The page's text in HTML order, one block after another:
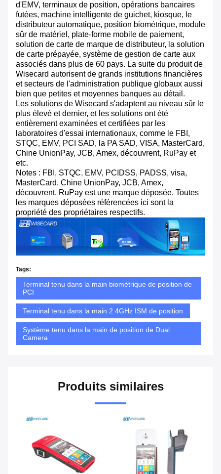
d'EMV, terminaux de position, opérations bancaires
futées, machine intelligente de guichet, kiosque, le
distributeur automatique, position biométrique, module
sûr de matériel, plate-forme mobile de paiement,
solution de carte de marque de distributeur, la solution
de carte prépayée, système de gestion de carte aux
associés dans plus de 60 pays. La suite du produit de
Wisecard autorisent de grands institutions financières
et secteurs de l'administration publique globaux aussi
bien que petites et moyennes banques au détail.
Les solutions de Wisecard s'adaptent au niveau sûr le
plus élevé et dernier, et les solutions ont été
entièrement examinées et certifiées par les
laboratoires d'essai internationaux, comme le FBI,
STQC, EMV, PCI SAD, la PA SAD, VISA, MasterCard,
Chine UnionPay, JCB, Amex, découvrent, RuPay et
etc.
Notes : FBI, STQC, EMV, PCIDSS, PADSS, visa,
MasterCard, Chine UnionPay, JCB, Amex,
découvrent, RuPay est une marque déposée. Toutes
les marques déposées référencées ici sont la
propriété des propriétaires respectifs.
Tags:
Terminal tenu dans la main biométrique de position de
PCI
Terminal tenu dans la main 2.4GHz ISM de position
Système tenu dans la main de position de Dual
Camera
Produits similaires